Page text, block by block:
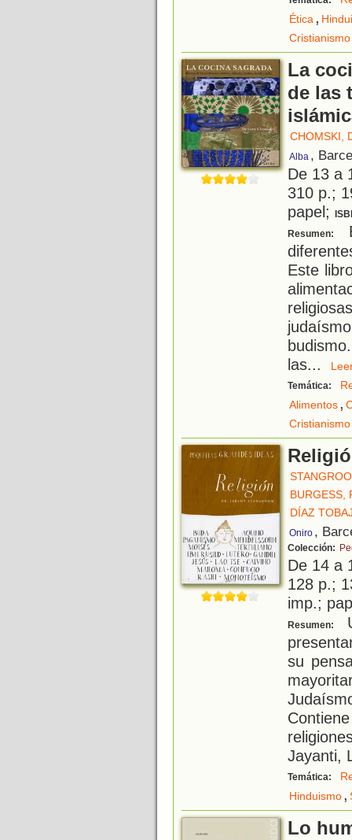
Ética,
Cristianismo
La
de las
CHOMSKI,
Alba ,
De 13 a
310 p.;
papel;
Resumen:
Este
las...
Temática:
Alimentos,
Cristianismo
BURGESS,
DÍAZ
Oniro ,
Colección:
De 14 a
128 p.;
imp.;
Resumen:
su
Jayanti,
Temática:
Hinduismo,
Lo